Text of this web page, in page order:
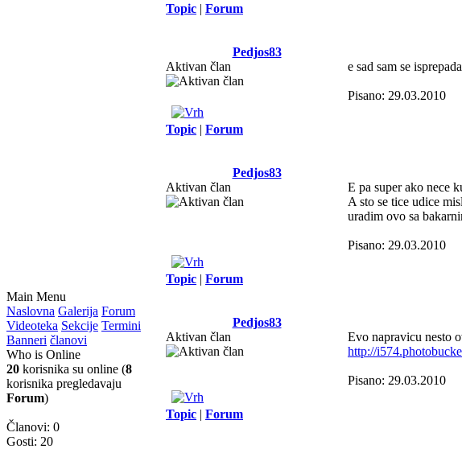
Main Menu
Naslovna Galerija Forum
Videoteka Sekcije Termini
Banneri članovi
Who is Online
20 korisnika su online (8
korisnika pregledavaju
Forum)
Članovi: 0
Gosti: 20
Topic | Forum
Pedjos83
Aktivan član
e sad sam se
Pisano: 29.03.2010
Topic | Forum
Pedjos83
Aktivan član
E pa super ako nece
A sto se tice udice
uradim ovo sa
Pisano: 29.03.2010
Topic | Forum
Pedjos83
Aktivan član
Evo napravicu nesto
http://
Pisano: 29.03.2010
Topic | Forum